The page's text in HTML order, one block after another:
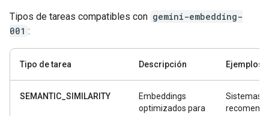
Tipos de tareas compatibles con gemini-embedding-
001 :
Tipo de tarea Descripción Ejemplos
SEMANTIC_SIMILARITY
Embeddings
optimizados para
Sistemas